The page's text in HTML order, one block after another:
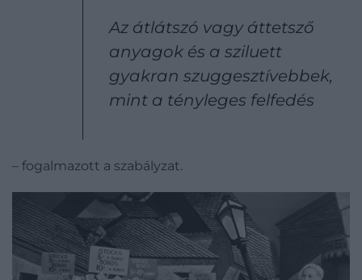
Az átlátszó vagy áttetsző
anyagok és a sziluett
gyakran szuggesztívebbek,
mint a tényleges felfedés
– fogalmazott a szabályzat.